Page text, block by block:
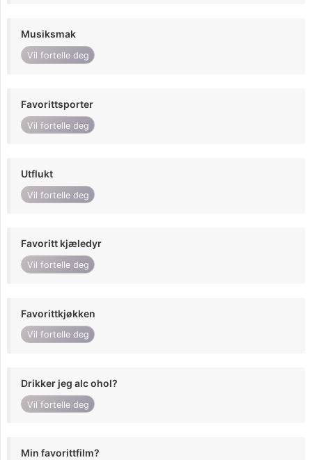
Musiksmak
Vil fortelle deg
Favorittsporter
Vil fortelle deg
Utflukt
Vil fortelle deg
Favoritt kjæledyr
Vil fortelle deg
Favorittkjøkken
Vil fortelle deg
Drikker jeg alc ohol?
Vil fortelle deg
Min favorittfilm?